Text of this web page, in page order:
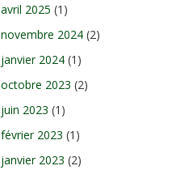
avril 2025 (1)
novembre 2024 (2)
janvier 2024 (1)
octobre 2023 (2)
juin 2023 (1)
février 2023 (1)
janvier 2023 (2)